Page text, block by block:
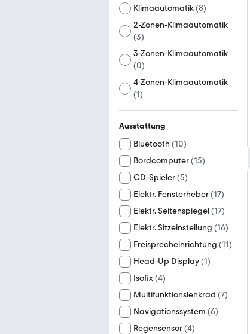
Klimaautomatik(8)
2-Zonen-Klimaautomatik
(3)
3-Zonen-Klimaautomatik
(0)
4-Zonen-Klimaautomatik
(1)
Ausstattung
Bluetooth (10)
Bordcomputer(15)
CD-Spieler(5)
Elektr. Fensterheber(17)
Elektr. Seitenspiegel(17)
Elektr. Sitzeinstellung (16)
Freisprecheinrichtung (11)
Head-Up Display(1)
Isofix(4)
Multifunktionslenkrad (7)
Navigationssystem (6)
Regensensor(4)